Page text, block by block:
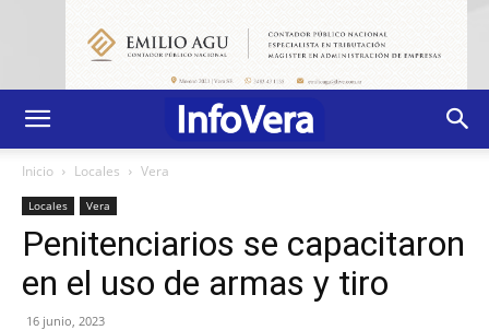
Inicio Locales Vera
Locales Vera
Penitenciarios se capacitaron
en el uso de armas y tiro
16 junio, 2023